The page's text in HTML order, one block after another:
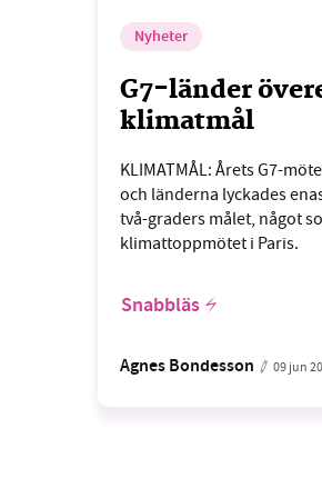
Nyheter
G7-länder
klimatmål
KLIMATMÅL: Årets G7-
och länderna lyckades
två-graders målet, något
klimattoppmötet i Paris.
Snabbläs
Agnes Bondesson 09 jun